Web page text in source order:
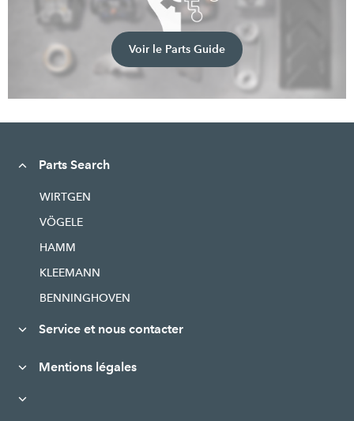
Voir le Parts Guide
Parts Search
WIRTGEN
VÖGELE
HAMM
KLEEMANN
BENNINGHOVEN
Service et nous contacter
Mentions légales